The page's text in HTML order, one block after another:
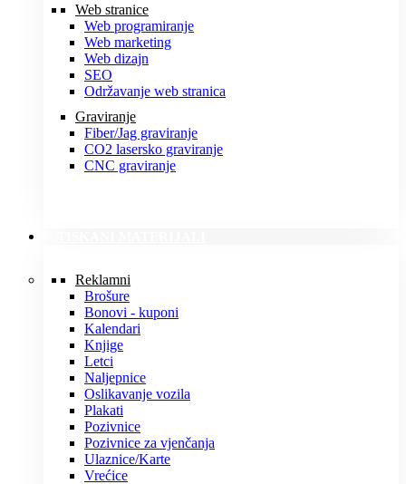
Web stranice
Web programiranje
Web marketing
Web dizajn
SEO
Održavanje web stranica
Graviranje
Fiber/Jag graviranje
CO2 lasersko graviranje
CNC graviranje
Reklamni
Brošure
Bonovi - kuponi
Kalendari
Knjige
Letci
Naljepnice
Oslikavanje vozila
Plakati
Pozivnice
Pozivnice za vjenčanja
Ulaznice/Karte
Vrećice